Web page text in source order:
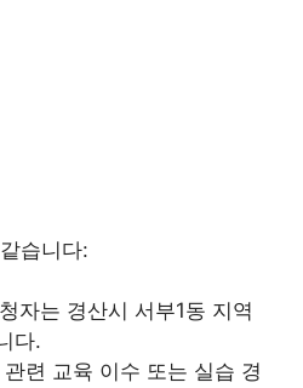
습니다:
자는 경산시 서부1동 지역
다.
련 교육 이수 또는 실습 경